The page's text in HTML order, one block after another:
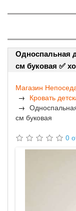
Односпальная
см буковая ✅
Магазин
Кровать
см буковая
0